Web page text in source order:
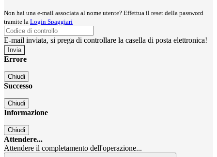
Non hai una e-mail associata al nome utente? Effettua il reset della password
tramite la Login Spaggiari
E-mail inviata, si prega di controllare la casella di posta elettronica!
Errore
Chiudi
Successo
Chiudi
Informazione
Chiudi
Attendere...
Attendere il completamento dell'operazione...